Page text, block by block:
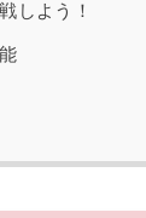
しよう！